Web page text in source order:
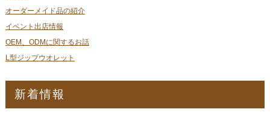
オーダーメイド品の紹介
イベント出店情報
OEM、ODMに関するお話
L型ジップウオレット
新着情報